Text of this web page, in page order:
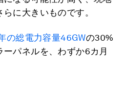
に大きいものです。
の総電力容量46GWの30%
パネルを、わずか6カ月